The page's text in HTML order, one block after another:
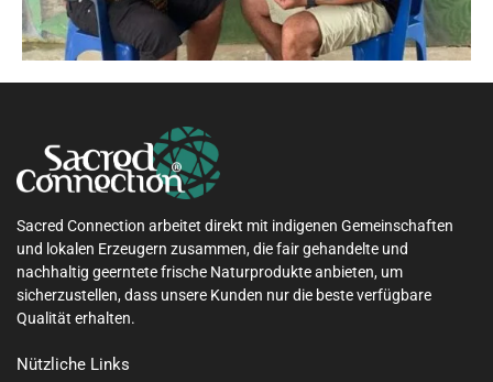
Sacred Connection arbeitet direkt mit indigenen Gemeinschaften
und lokalen Erzeugern zusammen, die fair gehandelte und
nachhaltig geerntete frische Naturprodukte anbieten, um
sicherzustellen, dass unsere Kunden nur die beste verfügbare
Qualität erhalten.
Nützliche Links